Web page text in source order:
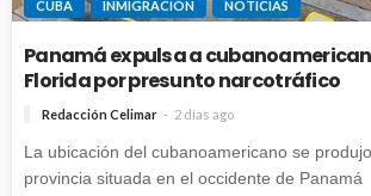
CUBA INMIGRACIÓN NOTICIAS
Panamá expulsa a
Florida por presunto narcotráfico
Redacción Celimar 2 días ago
La ubicación del cubanoamericano se
provincia situada en el occidente de Panamá